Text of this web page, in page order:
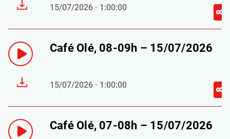
15/07/2026 · 1:00:00
Café Olé, 08-09h – 15/07/2026
15/07/2026 · 1:00:00
Café Olé, 07-08h – 15/07/2026